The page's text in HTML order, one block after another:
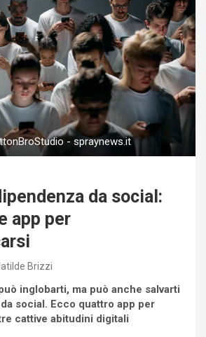
- spraynews.it
da social:
app per
Brizzi
inglobarti, ma può anche salvarti
social. Ecco quattro app per
cattive abitudini digitali